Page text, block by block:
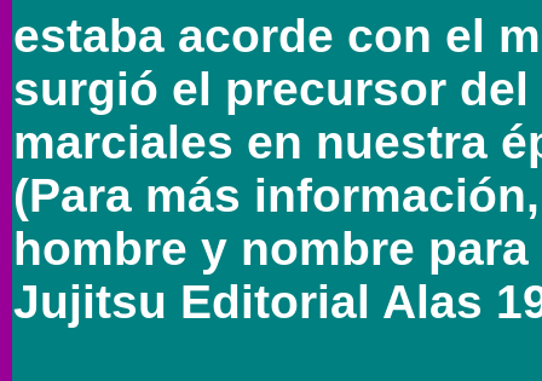
estaba acorde con el
surgió el precursor
marciales en nuestra
(Para más
hombre y nombre
Jujitsu Editorial Alas